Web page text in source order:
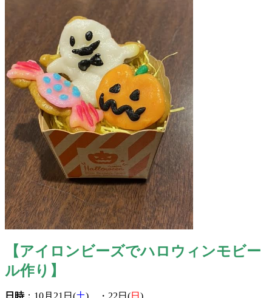
【アイロンビーズでハロウィンモビー
ル作り】
日時：10月21日(土) ・22日(日 )